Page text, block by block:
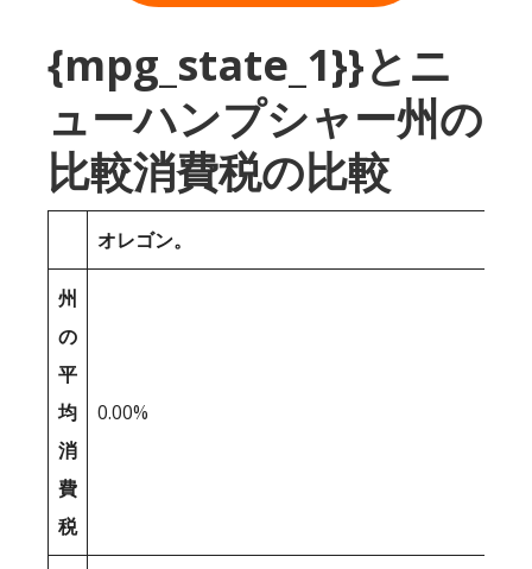
{mpg_state_1}}とニ
ューハンプシャー州の
比較消費税の比較
オレゴン。
州
の
平
均
消
費
税
0.00%